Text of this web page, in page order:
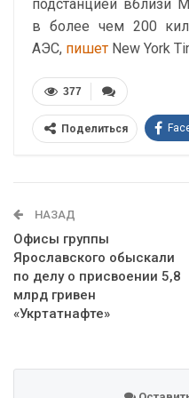
подстанцией вблизи
в более чем 200
АЭС, пишет New York
377
Поделиться
НАЗАД
Офисы группы
Ярославского обыскали
по делу о присвоении 5,8
млрд гривен
«Укртатнафте»